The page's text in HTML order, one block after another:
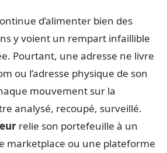
d’alimenter bien des
y voient un rempart infaillible
Pourtant, une adresse ne livre
ou l’adresse physique de son
mouvement sur la
analysé, recoupé, surveillé.
relie son portefeuille à un
marketplace ou une plateforme